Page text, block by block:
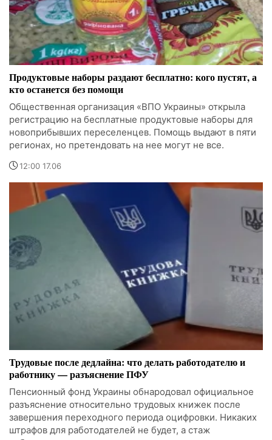
Продуктовые наборы раздают бесплатно: кого пустят, а
кто останется без помощи
Общественная организация «ВПО Украины» открыла
регистрацию на бесплатные продуктовые наборы для
новоприбывших переселенцев. Помощь выдают в пяти
регионах, но претендовать на нее могут не все.
12:00 17.06
Трудовые после дедлайна: что делать работодателю и
работнику — разъяснение ПФУ
Пенсионный фонд Украины обнародовал официальное
разъяснение относительно трудовых книжек после
завершения переходного периода оцифровки. Никаких
штрафов для работодателей не будет, а стаж